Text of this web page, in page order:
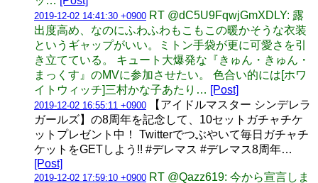
2019-12-02 14:41:30 +0900 RT @dC5U9FqwjGmXDLY: 露
出度高め、なのにふわふわもこもこの暖かそうな衣装
というギャップがいい。ミトン手袋が更に可愛さを引
き立てている。 キュート大爆発な『きゅん・きゅん・
まっくす』のMVに参加させたい。 色合い的には[ホワ
イトウィッチ]三村かな子あたり… [Post]
2019-12-02 16:55:11 +0900 【アイドルマスター シンデレラ
ガールズ】の8周年を記念して、10セットガチャチケ
ットプレゼント中！ Twitterでつぶやいて毎日ガチャチ
ケットをGETしよう!! #デレマス #デレマス8周年…
[Post]
2019-12-02 17:59:10 +0900 RT @Qazz619: 今から宣言しま